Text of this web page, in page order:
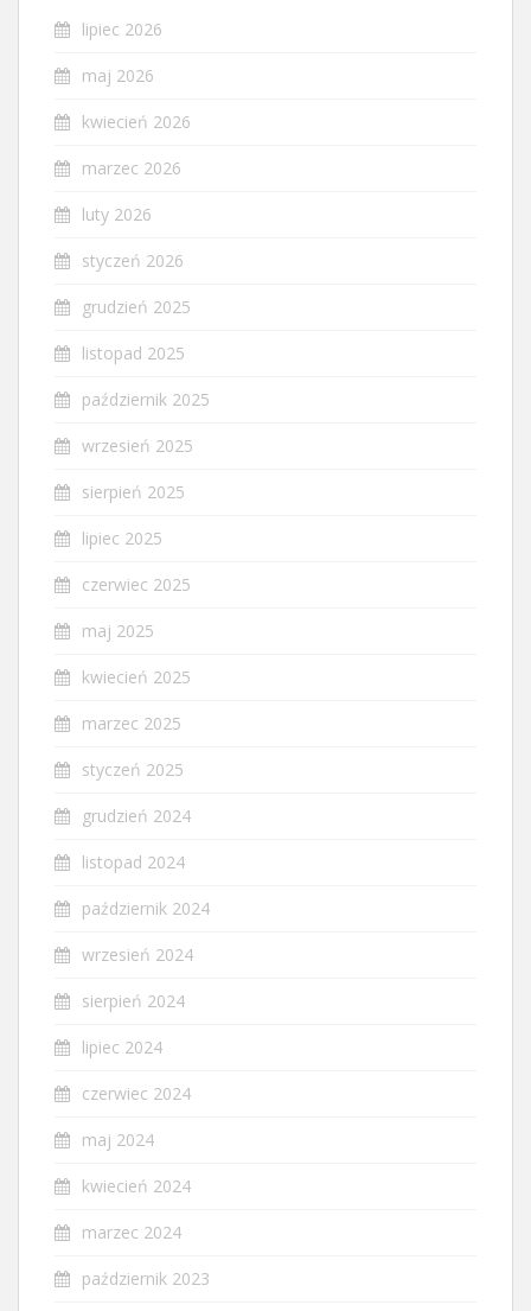
lipiec 2026
maj 2026
kwiecień 2026
marzec 2026
luty 2026
styczeń 2026
grudzień 2025
listopad 2025
październik 2025
wrzesień 2025
sierpień 2025
lipiec 2025
czerwiec 2025
maj 2025
kwiecień 2025
marzec 2025
styczeń 2025
grudzień 2024
listopad 2024
październik 2024
wrzesień 2024
sierpień 2024
lipiec 2024
czerwiec 2024
maj 2024
kwiecień 2024
marzec 2024
październik 2023